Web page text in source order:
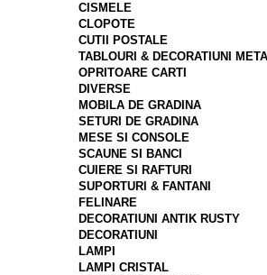
CISMELE
CLOPOTE
CUTII POSTALE
TABLOURI & DECORATIUNI
OPRITOARE CARTI
DIVERSE
MOBILA DE GRADINA
SETURI DE GRADINA
MESE SI CONSOLE
SCAUNE SI BANCI
CUIERE SI RAFTURI
SUPORTURI & FANTANI
FELINARE
DECORATIUNI ANTIK RUSTY
DECORATIUNI
LAMPI
LAMPI CRISTAL